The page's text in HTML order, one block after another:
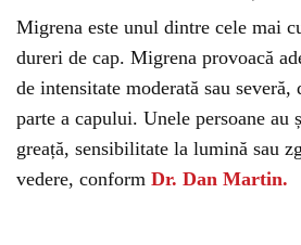
Migrena este unul dintre cele mai
dureri de cap. Migrena provoacă
de intensitate moderată sau
parte a capului. Unele persoane au
greață, sensibilitate la lumină sau
vedere, conform Dr. Dan Martin.